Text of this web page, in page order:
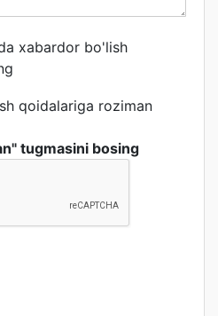
xabardor bo'lish
qoidalariga roziman
tugmasini bosing